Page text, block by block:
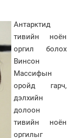
Антарктид
тивийн ноён
оргил болох
Винсон
Массифын
оройд гарч,
дэлхийн
долоон
тивийн ноён
оргилыг